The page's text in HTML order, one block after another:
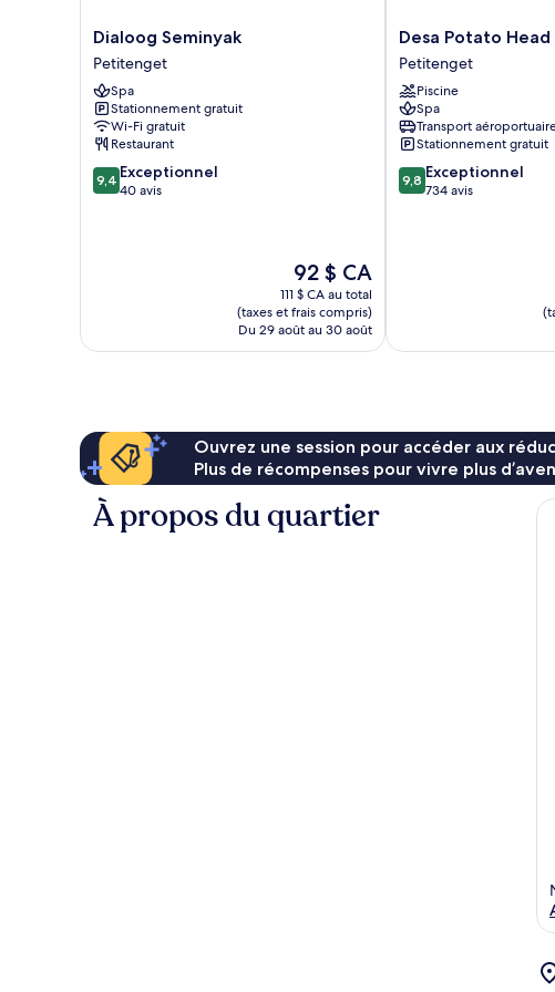
Dialoog
Seminyak
Petitenget
Dialoog Seminyak
Petitenget
Spa
Stationnement gratuit
Wi-Fi gratuit
Restaurant
9.4
sur
9,4 Exceptionnel
40 avis
Le
prix
est
de
92 $ CA
92 $ CA
111 $ CA au total
(taxes et frais compris)
Du 29 août au 30 août
Desa
Potato
Head
Bali
Petitenget
Desa Potato Head
Petitenget
Piscine
Spa
Transport
Stationnement gratuit
9.8
sur
9,8 Exceptionnel
734 avis
Ouvrez une session pour accéder aux
Plus de récompenses pour vivre plus
À propos du quartier